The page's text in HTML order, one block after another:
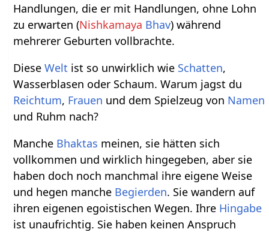
Handlungen, die er mit Handlungen, ohne Lohn
zu erwarten (Nishkamaya Bhav) während
mehrerer Geburten vollbrachte.
DieseWelt ist so unwirklich wie Schatten,
Wasserblasen oder Schaum. Warum jagst du
Reichtum, Frauen und dem Spielzeug von Namen
und Ruhm nach?
Manche Bhaktas meinen, sie hätten sich
vollkommen und wirklich hingegeben, aber sie
haben doch noch manchmal ihre eigene Weise
und hegen manche Begierden. Sie wandern auf
ihren eigenen egoistischen Wegen. Ihre Hingabe
ist unaufrichtig. Sie haben keinen Anspruch